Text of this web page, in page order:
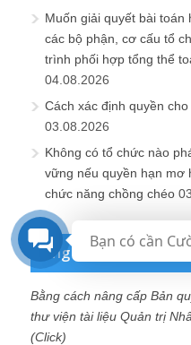
Muốn giải quyết bài toán
các bộ phận, cơ cấu tổ
trình phối hợp tổng thể
04.08.2026
Cách xác định quyền
03.08.2026
Không có tổ chức nào
vững nếu quyền hạn mơ
chức năng chồng chéo
Ủng hộ Quỹ phát
Bằng cách nâng cấp Bản
thư viện tài liệu Quản trị
(Click)
Bạn có cần